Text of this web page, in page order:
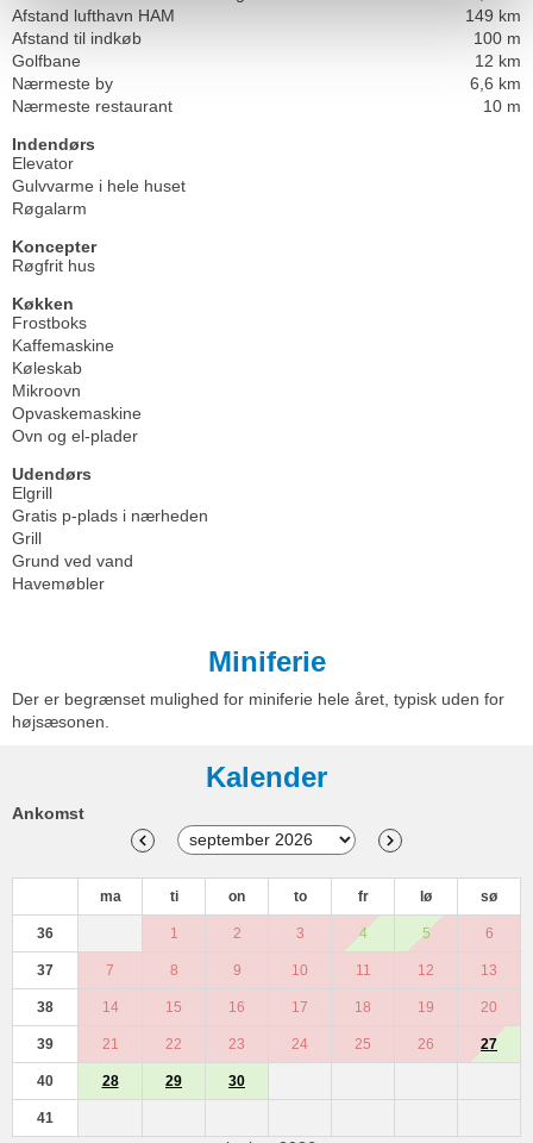
Afstand lufthavn HAM
149 km
Afstand til indkøb
100 m
Golfbane
12 km
Nærmeste by
6,6 km
Nærmeste restaurant
10 m
Indendørs
Elevator
Gulvvarme i hele huset
Røgalarm
Koncepter
Røgfrit hus
Køkken
Frostboks
Kaffemaskine
Køleskab
Mikroovn
Opvaskemaskine
Ovn og el-plader
Udendørs
Elgrill
Gratis p-plads i nærheden
Grill
Grund ved vand
Havemøbler
Miniferie
Der er begrænset mulighed for miniferie hele året, typisk uden for
højsæsonen.
Kalender
Ankomst
ma ti on to fr lø sø
36 1 2 3 4 5 6
37 7 8 9 10 11 12 13
38 14 15 16 17 18 19 20
39 21 22 23 24 25 26 27
40 28 29 30
41